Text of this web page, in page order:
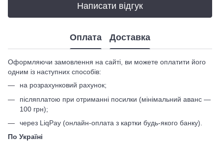
Написати відгук
Оплата Доставка
Оформляючи замовлення на сайті, ви можете оплатити його
одним із наступних способів:
на розрахунковий рахунок;
післяплатою при отриманні посилки (мінімальний аванс —
100 грн);
через LiqPay (онлайн-оплата з картки будь-якого банку).
По Україні